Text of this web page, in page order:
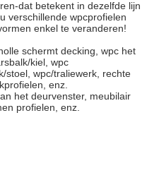
dat betekent in dezelfde lijn
verschillende wpcprofielen
enkel te veranderen!
schermt decking, wpc het
kiel, wpc
stoel, wpc/traliewerk, rechte
enz.
het deurvenster, meubilair
profielen, enz.